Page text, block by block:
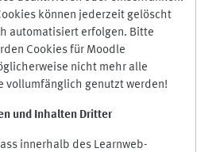
können jederzeit gelöscht
automatisiert erfolgen. Bitte
Cookies für Moodle
nicht mehr alle
vollumfänglich genutzt werden!
und Inhalten Dritter
innerhalb des Learnweb-